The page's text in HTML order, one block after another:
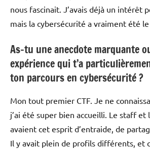
nous fascinait. J’avais déjà un intérêt
mais la cybersécurité a vraiment été le
As-tu une anecdote marquante
expérience qui t’a
ton parcours en cybersécurité ?
Mon tout premier CTF. Je ne
j’ai été super bien accueilli. Le staff et
avaient cet esprit d’entraide, de
Il y avait plein de profils différents, et